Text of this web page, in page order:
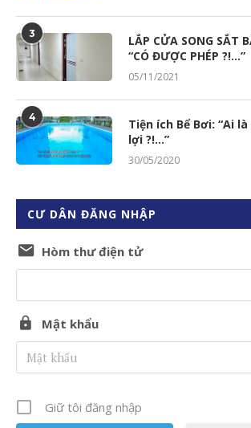
3
LẮP CỬA SONG SẮT
“CÓ ĐƯỢC PHÉP ?!…”
05/11/2021
4
Tiện ích Bể Bơi: “Ai
lợi ?!…”
30/05/2020
CƯ DÂN ĐĂNG NHẬP
Hòm thư điện tử
Mật khẩu
Giữ tôi đăng nhập